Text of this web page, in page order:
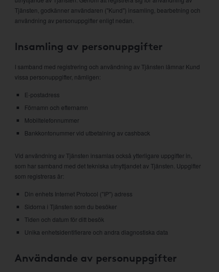
Tjänsten, godkänner användaren ("Kund") insamling, bearbetning och
användning av personuppgifter enligt nedan.
Insamling av personuppgifter
I samband med registrering och användning av Tjänsten lämnar Kund
vissa personuppgifter, nämligen:
E-postadress
Förnamn och efternamn
Mobiltelefonnummer
Bankkontonummer vid utbetalning av cashback
Vid användning av Tjänsten insamlas också ytterligare uppgifter in,
som har samband med det tekniska utnyttjandet av Tjänsten. Uppgifter
som registreras är:
Din enhets Internet Protocol ("IP") adress
Sidorna i Tjänsten som du besöker
Tiden och datum för ditt besök
Unika enhetsidentifierare och andra diagnostiska data
Användande av personuppgifter